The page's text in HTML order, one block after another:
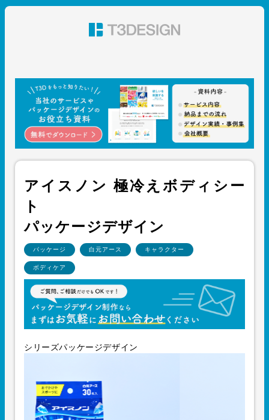
ン 株式会社T3デザイン
アイスノン 極冷えボディシー
ト
パッケージデザイン
パッケージ 白元アース キャラクター
ボディケア
シリーズパッケージデザイン